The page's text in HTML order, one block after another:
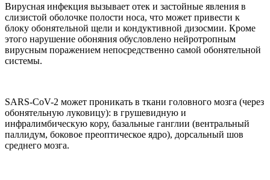
Вирусная инфекция вызывает отек и застойные явления в
слизистой оболочке полости носа, что может привести к
блоку обонятельной щели и кондуктивной дизосмии. Кроме
этого нарушение обоняния обусловлено нейротропным
вирусным поражением непосредственно самой обонятельной
системы.
SARS-CoV-2 может проникать в ткани головного мозга (через
обонятельную луковицу): в грушевидную и
инфралимбическую кору, базальные ганглии (вентральный
паллидум, боковое преоптическое ядро), дорсальный шов
среднего мозга.